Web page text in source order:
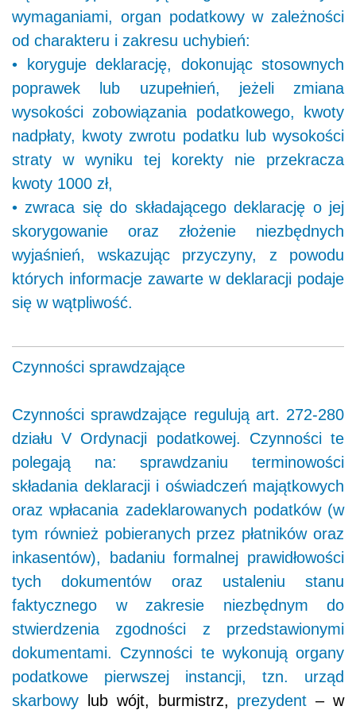
wymaganiami, organ podatkowy w zależności
od charakteru i zakresu uchybień:
• koryguje deklarację, dokonując stosownych
poprawek lub uzupełnień, jeżeli zmiana
wysokości zobowiązania podatkowego, kwoty
nadpłaty, kwoty zwrotu podatku lub wysokości
straty w wyniku tej korekty nie przekracza
kwoty 1000 zł,
• zwraca się do składającego deklarację o jej
skorygowanie oraz złożenie niezbędnych
wyjaśnień, wskazując przyczyny, z powodu
których informacje zawarte w deklaracji podaje
się w wątpliwość.
Czynności sprawdzające
Czynności sprawdzające regulują art. 272-280
działu V Ordynacji podatkowej. Czynności te
polegają na: sprawdzaniu terminowości
składania deklaracji i oświadczeń majątkowych
oraz wpłacania zadeklarowanych podatków (w
tym również pobieranych przez płatników oraz
inkasentów), badaniu formalnej prawidłowości
tych dokumentów oraz ustaleniu stanu
faktycznego w zakresie niezbędnym do
stwierdzenia zgodności z przedstawionymi
dokumentami. Czynności te wykonują organy
podatkowe pierwszej instancji, tzn. urząd
skarbowy lub wójt, burmistrz, prezydent – w